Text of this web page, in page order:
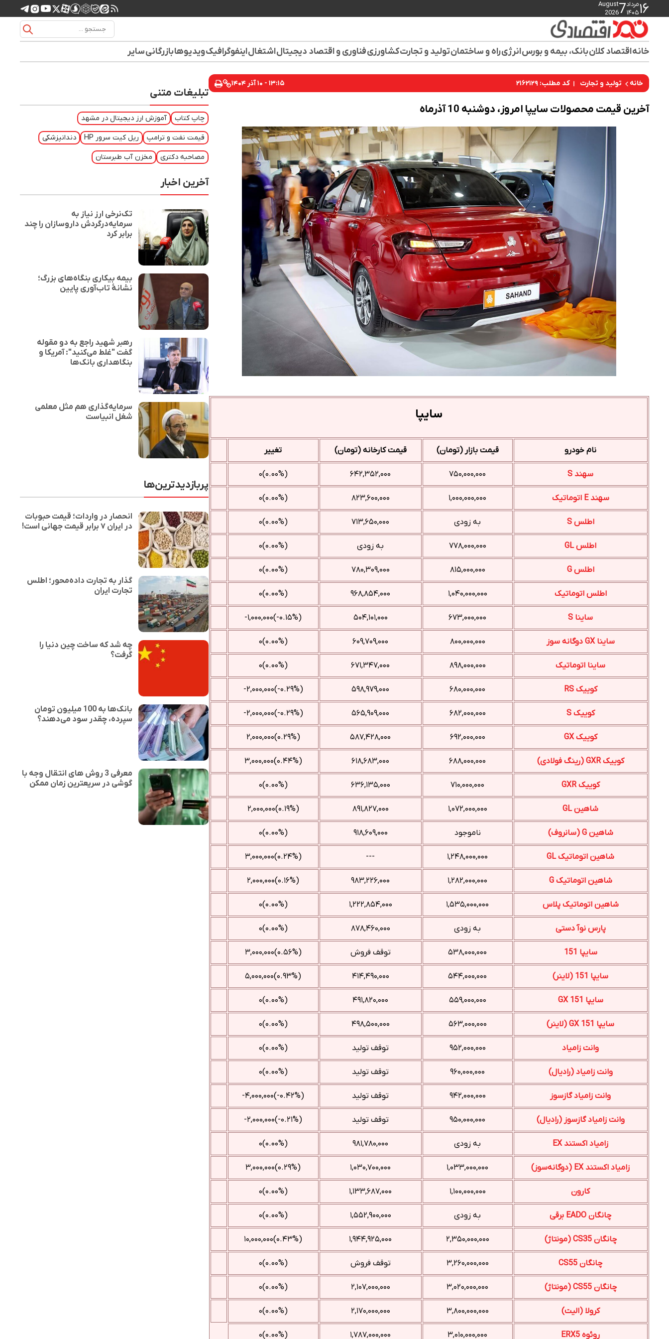
۱۶مرداد
۱۴۰۵7
August
2026
خانهاقتصاد کلانبانک، بیمه و بورسانرژیراه و ساختمانتولید و تجارتکشاورزیفناوری و اقتصاد دیجیتالاشتغالاینفوگرافیکویدیوهابازرگانیسایر
خانه تولید و تجارت کد مطلب: ۲۱۶۲۱۲۹ ۱۳:۱۵ - ۱۰ آذر ۱۴۰۴
آخرین قیمت محصولات سایپا امروز، دوشنبه 10 آذرماه
سایپا
نام خودرو قیمت بازار (تومان) قیمت کارخانه (تومان) تغییر
سهند S ۷۵۰,۰۰۰,۰۰۰ ۶۴۲,۳۵۲,۰۰۰ (۰.۰۰%)۰
سهند E اتوماتیک ۱,۰۰۰,۰۰۰,۰۰۰ ۸۲۳,۶۰۰,۰۰۰ (۰.۰۰%)۰
اطلس S به زودی ۷۱۳,۶۵۰,۰۰۰ (۰.۰۰%)۰
اطلس GL ۷۷۸,۰۰۰,۰۰۰ به زودی (۰.۰۰%)۰
اطلس G ۸۱۵,۰۰۰,۰۰۰ ۷۸۰,۳۰۹,۰۰۰ (۰.۰۰%)۰
اطلس اتوماتیک ۱,۰۴۰,۰۰۰,۰۰۰ ۹۶۸,۸۵۴,۰۰۰ (۰.۰۰%)۰
ساینا S ۶۷۳,۰۰۰,۰۰۰ ۵۰۴,۱۰۱,۰۰۰ (‎-۰.۱۵%‌)‎-۱,۰۰۰,۰۰۰‌
ساینا GX دوگانه سوز ۸۰۰,۰۰۰,۰۰۰ ۶۰۹,۷۰۹,۰۰۰ (۰.۰۰%)۰
ساینا اتوماتیک ۸۹۸,۰۰۰,۰۰۰ ۶۷۱,۳۴۷,۰۰۰ (۰.۰۰%)۰
کوییک RS ۶۸۰,۰۰۰,۰۰۰ ۵۹۸,۹۷۹,۰۰۰ (‎-۰.۲۹%‌)‎-۲,۰۰۰,۰۰۰‌
کوییک S ۶۸۲,۰۰۰,۰۰۰ ۵۶۵,۹۰۹,۰۰۰ (‎-۰.۲۹%‌)‎-۲,۰۰۰,۰۰۰‌
کوییک GX ۶۹۲,۰۰۰,۰۰۰ ۵۸۷,۴۲۸,۰۰۰ (‎۰.۲۹%‌)‎۲,۰۰۰,۰۰۰‌
کوییک GXR (رینگ فولادی) ۶۸۸,۰۰۰,۰۰۰ ۶۱۸,۶۸۳,۰۰۰ (‎۰.۴۴%‌)‎۳,۰۰۰,۰۰۰‌
کوییک GXR ۷۱۰,۰۰۰,۰۰۰ ۶۳۶,۱۳۵,۰۰۰ (۰.۰۰%)۰
شاهین GL ۱,۰۷۲,۰۰۰,۰۰۰ ۸۹۱,۸۲۷,۰۰۰ (‎۰.۱۹%‌)‎۲,۰۰۰,۰۰۰‌
شاهین G (سانروف) ناموجود ۹۱۸,۶۰۹,۰۰۰ (۰.۰۰%)۰
شاهین اتوماتیک GL ۱,۲۴۸,۰۰۰,۰۰۰ --- (‎۰.۲۴%‌)‎۳,۰۰۰,۰۰۰‌
شاهین اتوماتیک G ۱,۲۸۲,۰۰۰,۰۰۰ ۹۸۳,۲۲۶,۰۰۰ (‎۰.۱۶%‌)‎۲,۰۰۰,۰۰۰‌
شاهین اتوماتیک پلاس ۱,۵۳۵,۰۰۰,۰۰۰ ۱,۲۲۲,۸۵۴,۰۰۰ (۰.۰۰%)۰
پارس نوآ دستی به زودی ۸۷۸,۴۶۰,۰۰۰ (۰.۰۰%)۰
سایپا 151 ۵۳۸,۰۰۰,۰۰۰ توقف فروش (‎۰.۵۶%‌)‎۳,۰۰۰,۰۰۰‌
سایپا 151 (لاینر) ۵۴۴,۰۰۰,۰۰۰ ۴۱۴,۴۹۰,۰۰۰ (‎۰.۹۳%‌)‎۵,۰۰۰,۰۰۰‌
سایپا 151 GX ۵۵۹,۰۰۰,۰۰۰ ۴۹۱,۸۲۰,۰۰۰ (۰.۰۰%)۰
سایپا 151 GX (لاینر) ۵۶۳,۰۰۰,۰۰۰ ۴۹۸,۵۰۰,۰۰۰ (۰.۰۰%)۰
وانت زامیاد ۹۵۲,۰۰۰,۰۰۰ توقف تولید (۰.۰۰%)۰
وانت زامیاد (رادیال) ۹۶۰,۰۰۰,۰۰۰ توقف تولید (۰.۰۰%)۰
وانت زامیاد گازسوز ۹۴۲,۰۰۰,۰۰۰ توقف تولید (‎-۰.۴۲%‌)‎-۴,۰۰۰,۰۰۰‌
وانت زامیاد گازسوز (رادیال) ۹۵۰,۰۰۰,۰۰۰ توقف تولید (‎-۰.۲۱%‌)‎-۲,۰۰۰,۰۰۰‌
زامیاد اکستند EX به زودی ۹۸۱,۷۸۰,۰۰۰ (۰.۰۰%)۰
زامیاد اکستند EX (دوگانه‌سوز) ۱,۰۳۳,۰۰۰,۰۰۰ ۱,۰۳۰,۷۰۰,۰۰۰ (‎۰.۲۹%‌)‎۳,۰۰۰,۰۰۰‌
کارون ۱,۱۰۰,۰۰۰,۰۰۰ ۱,۱۳۳,۶۸۷,۰۰۰ (۰.۰۰%)۰
چانگان EADO برقی به زودی ۱,۵۵۲,۹۰۰,۰۰۰ (۰.۰۰%)۰
چانگان CS35 (مونتاژ) ۲,۳۵۰,۰۰۰,۰۰۰ ۱,۹۴۴,۹۲۵,۰۰۰ (‎۰.۴۳%‌)‎۱۰,۰۰۰,۰۰۰‌
چانگان CS55 ۳,۲۶۰,۰۰۰,۰۰۰ توقف فروش (۰.۰۰%)۰
چانگان CS55 (مونتاژ) ۳,۰۲۰,۰۰۰,۰۰۰ ۲,۱۰۷,۰۰۰,۰۰۰ (۰.۰۰%)۰
کرولا (الیت) ۳,۸۰۰,۰۰۰,۰۰۰ ۲,۱۷۰,۰۰۰,۰۰۰ (۰.۰۰%)۰
روئوه ERX5 ۳,۰۱۰,۰۰۰,۰۰۰ ۱,۷۸۷,۰۰۰,۰۰۰ (۰.۰۰%)۰
تبلیغات متنی
چاپ کتاب آموزش ارز دیجیتال در مشهد
قیمت نفت و ترامپ ریل کیت سرور HP دندانپزشکی
مصاحبه دکتری مخزن آب طبرستان
آخرین اخبار
تک‌نرخی ارز نیاز به
سرمایه‌درگردش داروسازان را چند
برابر کرد
بیمه بیکاری بنگاه‌های بزرگ؛
نشانهٔ تاب‌آوری پایین
رهبر شهید راجع به دو مقوله
گفت "غلط می‌کنید": آمریکا و
بنگاهداری بانک‌ها
سرمایه‌گذاری هم مثل معلمی
شغل انبیاست
پربازدیدترین‌ها
انحصار در واردات؛ قیمت حبوبات
در ایران ۷ برابر قیمت جهانی است!
گذار به تجارت داده‌محور؛ اطلس
تجارت ایران
چه شد که ساخت چین دنیا را
گرفت؟
بانک‌ها به 100 میلیون تومان
سپرده، چقدر سود می‌دهند؟
معرفی 3 روش های انتقال وجه با
گوشی در سریعترین زمان ممکن